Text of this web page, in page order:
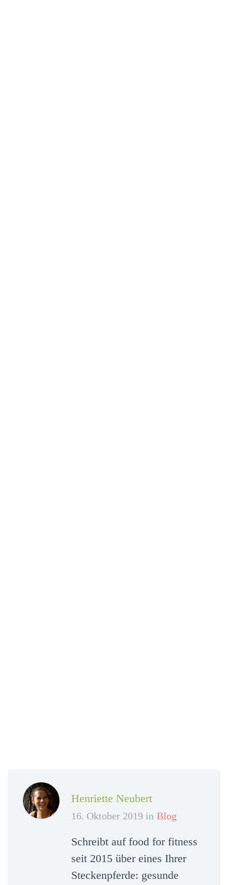
Henriette Neubert
16. Oktober 2019 in Blog
Schreibt auf food for fitness
seit 2015 über eines Ihrer
Steckenpferde: gesunde